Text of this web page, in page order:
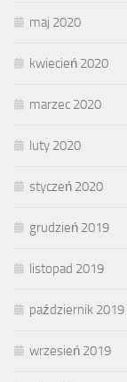
maj 2020
kwiecień 2020
marzec 2020
luty 2020
styczeń 2020
grudzień 2019
listopad 2019
październik 2019
wrzesień 2019